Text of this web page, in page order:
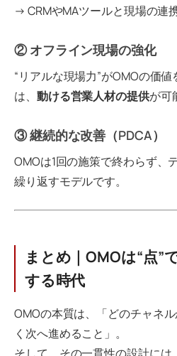
→ CRMやMAツールと現場の連携
② オフライン現場の強化
“リアルな現場力”がOMOの価
は、 動ける営業人材の提供が可
③ 継続的な改善（PDCA）
OMOは1回の施策で終わらず、
繰り返すモデルです。
まとめ｜OMOは“点”
する時代
OMOの本質は、「どのチャネ
く次へ進めること」。
そして、その一貫性の設計には